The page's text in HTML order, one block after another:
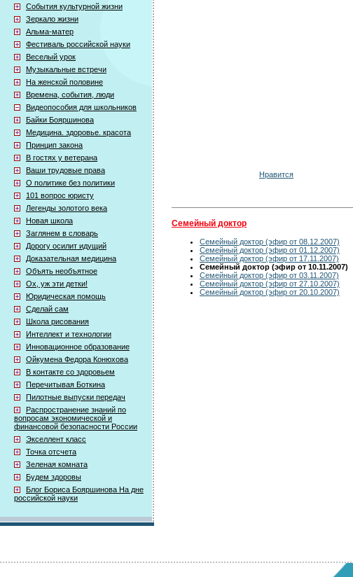
События культурной жизни
Зеркало жизни
Альма-матер
Фестиваль российской науки
Веселый урок
Музыкальные встречи
На женской половине
Времена, события, люди
Видеопособия для школьников
Байки Бояршинова
Медицина. здоровье. красота
Принцип закона
В гостях у ветерана
Ваши трудовые права
О политике без политики
101 вопрос юристу
Легенды золотого века
Новая школа
Заглянем в словарь
Дорогу осилит идущий
Доказательная медицина
Объять необъятное
Ох, уж эти детки!
Юридическая помощь
Сделай сам
Школа рисования
Интеллект и технологии
Инновационное образование
Ойкумена Федора Конюхова
В контакте со здоровьем
Перечитывая Боткина
Пилотные выпуски передач
Распространение знаний по
вопросам экономической и
финансовой безопасности России
Экселлент класс
Точка отсчета
Зеленая комната
Будем здоровы
Блог Бориса Бояршинова На дне
российской науки
Нравится
Семейный доктор
Семейный доктор (эфир от 08.12.2007)
Семейный доктор (эфир от 01.12.2007)
Семейный доктор (эфир от 17.11.2007)
Семейный доктор (эфир от 10.11.2007)
Семейный доктор (эфир от 03.11.2007)
Семейный доктор (эфир от 27.10.2007)
Семейный доктор (эфир от 20.10.2007)